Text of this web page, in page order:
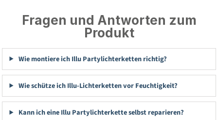
Fragen und Antworten zum
Produkt
Wie montiere ich Illu Partylichterketten richtig?
Wie schütze ich Illu-Lichterketten vor Feuchtigkeit?
Kann ich eine Illu Partylichterkette selbst reparieren?